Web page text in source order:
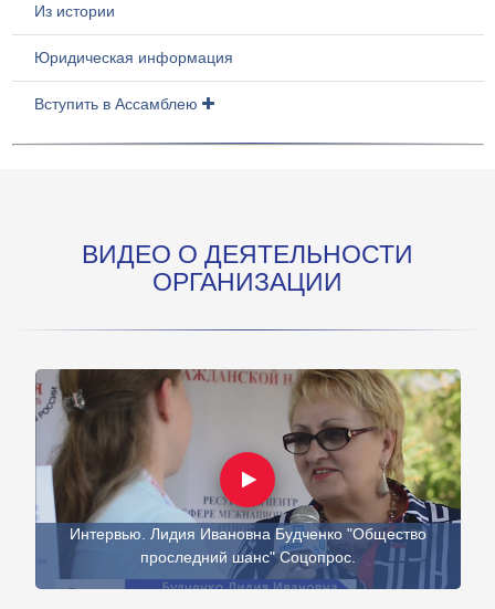
Из истории
Юридическая информация
Вступить в Ассамблею
ВИДЕО О ДЕЯТЕЛЬНОСТИ
ОРГАНИЗАЦИИ
Интервью. Лидия Ивановна Будченко "Общество
проследний шанс" Соцопрос.